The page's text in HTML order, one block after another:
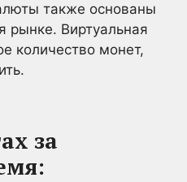
также основаны
Виртуальная
количество монет,
за